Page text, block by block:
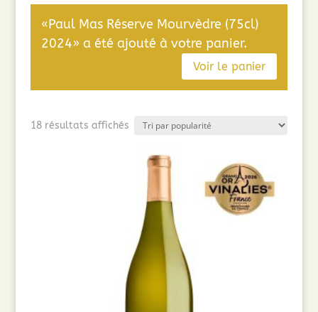
«Paul Mas Réserve Mourvèdre (75cl)
2024» a été ajouté à votre panier.
Voir le panier
18 résultats affichésTrié
popularité